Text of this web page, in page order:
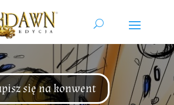
się na konwent